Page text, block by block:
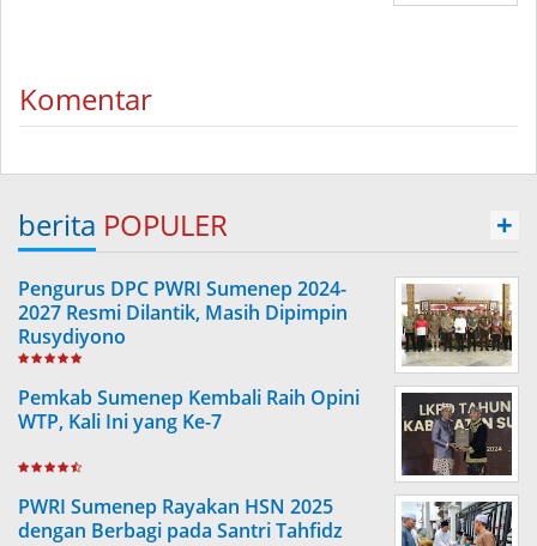
Komentar
berita POPULER +
Pengurus DPC PWRI Sumenep 2024-
2027 Resmi Dilantik, Masih Dipimpin
Rusydiyono
Pemkab Sumenep Kembali Raih Opini
WTP, Kali Ini yang Ke-7
PWRI Sumenep Rayakan HSN 2025
dengan Berbagi pada Santri Tahfidz